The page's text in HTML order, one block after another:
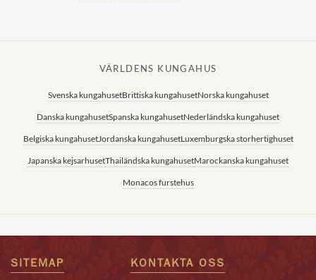
VÄRLDENS KUNGAHUS
Svenska kungahusetBrittiska kungahusetNorska kungahuset
Danska kungahusetSpanska kungahusetNederländska kungahuset
Belgiska kungahusetJordanska kungahusetLuxemburgska storhertighuset
Japanska kejsarhusetThailändska kungahusetMarockanska kungahuset
Monacos furstehus
SITEMAP KONTAKTA OSS